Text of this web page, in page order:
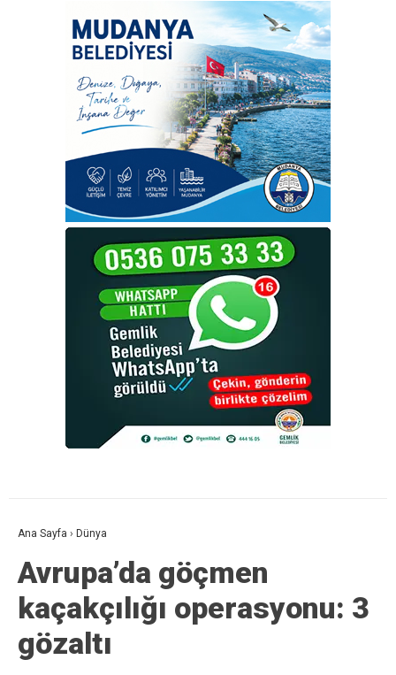
Ana Sayfa › Dünya
Avrupa’da göçmen
kaçakçılığı operasyonu: 3
gözaltı